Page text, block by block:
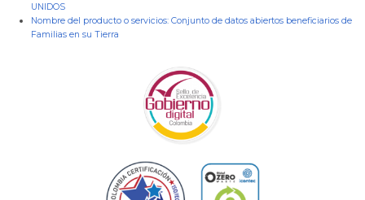
UNIDOS
Nombre del producto o servicios: Conjunto de datos abiertos beneficiarios de
Familias en su Tierra